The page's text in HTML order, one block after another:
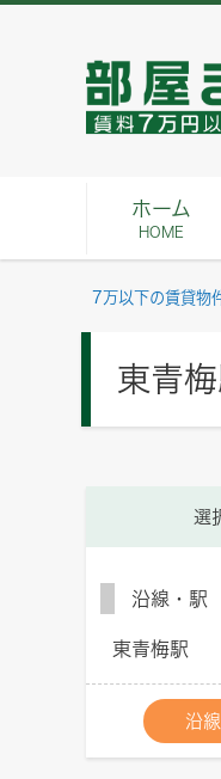
ホーム
HOME
7万以下の賃貸
東青
選
沿線・駅
東青梅駅
沿